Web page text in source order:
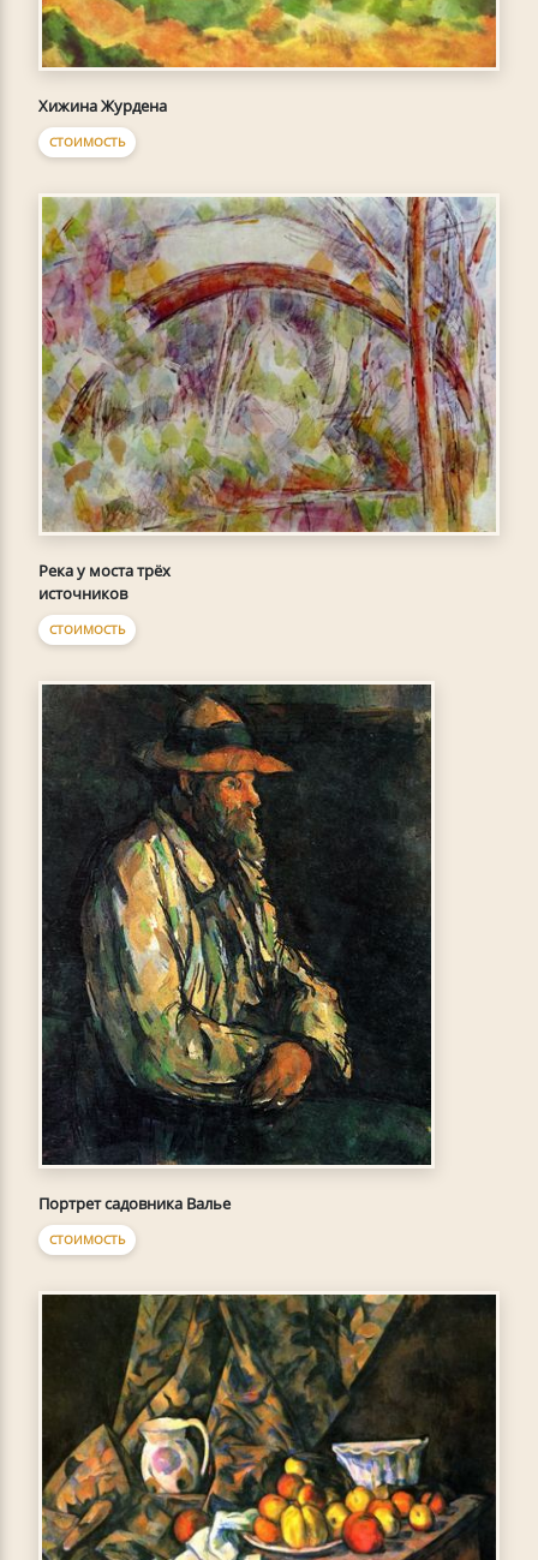
Хижина Журдена
СТОИМОСТЬ
Река у моста трёх
источников
СТОИМОСТЬ
Портрет садовника Валье
СТОИМОСТЬ